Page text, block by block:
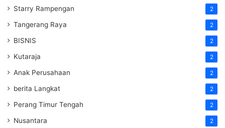
Starry Rampengan 2
Tangerang Raya 2
BISNIS 2
Kutaraja 2
Anak Perusahaan 2
berita Langkat 2
Perang Timur Tengah 2
Nusantara 2